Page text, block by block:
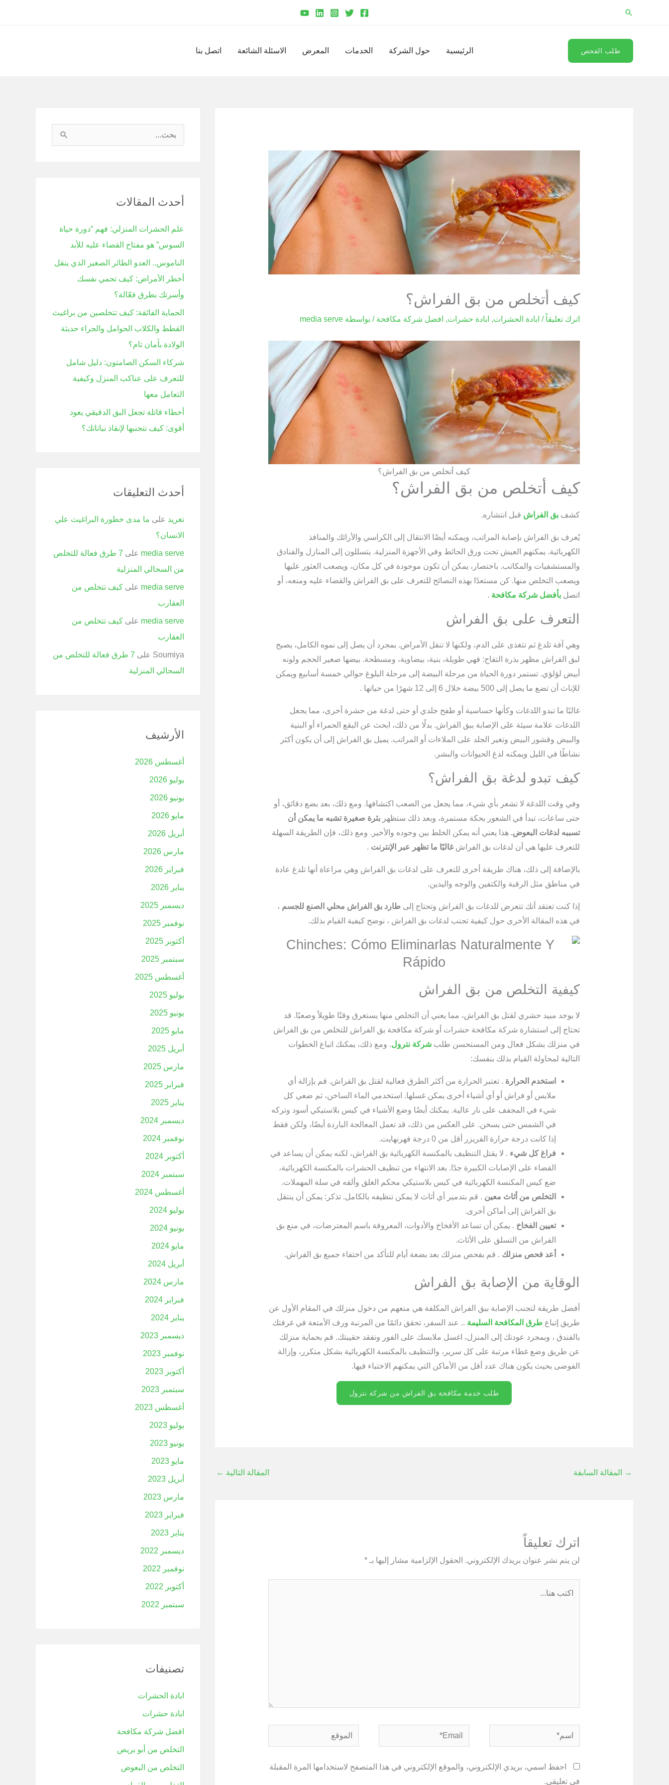
البحث
طلب الفحص الرئيسية حول الشركة الخدمات المعرض الاسئلة الشائعة اتصل بنا
كيف أتخلص من بق الفراش؟
اترك تعليقاً / ابادة الحشرات, ابادة حشرات, افضل شركة مكافحة / بواسطة media serve
كيف أتخلص من بق الفراش؟
كيف أتخلص من بق الفراش؟
كشف بق الفراش قبل انتشاره.
يُعرف بق الفراش بإصابة المراتب، ويمكنه أيضًا الانتقال إلى الكراسي والأرائك والمنافذ
الكهربائية. يمكنهم العيش تحت ورق الحائط وفي الأجهزة المنزلية. يتسللون إلى المنازل والفنادق
والمستشفيات والمكاتب. باختصار، يمكن أن تكون موجودة في كل مكان، ويصعب العثور عليها
ويصعب التخلص منها. كن مستعدًا بهذه النصائح للتعرف على بق الفراش والقضاء عليه ومنعه، أو
اتصل بأفضل شركة مكافحة .
التعرف على بق الفراش
وهي آفة تلدغ ثم تتغذى على الدم، ولكنها لا تنقل الأمراض. بمجرد أن يصل إلى نموه الكامل، يصبح
لبق الفراش مظهر بذرة التفاح: فهي طويلة، بنية، بيضاوية، ومسطحة. بيضها صغير الحجم ولونه
أبيض لؤلؤي. تستمر دورة الحياة من مرحلة البيضة إلى مرحلة البلوغ حوالي خمسة أسابيع ويمكن
للإناث أن تضع ما يصل إلى 500 بيضة خلال 6 إلى 12 شهرًا من حياتها .
غالبًا ما تبدو اللدغات وكأنها حساسية أو طفح جلدي أو حتى لدغة من حشرة أخرى، مما يجعل
اللدغات علامة سيئة على الإصابة ببق الفراش. بدلًا من ذلك، ابحث عن البقع الحمراء أو البنية
والبيض وقشور البيض وتغير الجلد على الملاءات أو المراتب. يميل بق الفراش إلى أن يكون أكثر
نشاطًا في الليل ويمكنه لدغ الحيوانات والبشر.
كيف تبدو لدغة بق الفراش؟
وفي وقت اللدغة لا تشعر بأي شيء، مما يجعل من الصعب اكتشافها. ومع ذلك، بعد بضع دقائق، أو
حتى ساعات، تبدأ في الشعور بحكة مستمرة، وبعد ذلك ستظهر بثرة صغيرة تشبه ما يمكن أن
تسببه لدغات البعوض. هذا يعني أنه يمكن الخلط بين وجوده والأخير. ومع ذلك، فإن الطريقة السهلة
للتعرف عليها هي أن لدغات بق الفراشغالبًا ما تظهر عبر الإنترنت .
بالإضافة إلى ذلك، هناك طريقة أخرى للتعرف على لدغات بق الفراش وهي مراعاة أنها تلدغ عادة
في مناطق مثل الرقبة والكتفين والوجه واليدين.
إذا كنت تعتقد أنك تتعرض للدغات بق الفراش وتحتاج إلى طارد بق الفراش محلي الصنع للجسم ،
في هذه المقالة الأخرى حول كيفية تجنب لدغات بق الفراش ، نوضح كيفية القيام بذلك.
كيفية التخلص من بق الفراش
لا يوجد مبيد حشري لقتل بق الفراش، مما يعني أن التخلص منها يستغرق وقتًا طويلاً وصعبًا. قد
تحتاج إلى استشارة شركة مكافحة حشرات أو شركة مكافحة بق الفراش للتخلص من بق الفراش
في منزلك بشكل فعال ومن المستحسن طلب شركة نترول. ومع ذلك، يمكنك اتباع الخطوات
التالية لمحاولة القيام بذلك بنفسك:
استخدم الحرارة . تعتبر الحرارة من أكثر الطرق فعالية لقتل بق الفراش. قم بإزالة أي
ملابس أو فراش أو أي أشياء أخرى يمكن غسلها. استخدمي الماء الساخن، ثم ضعي كل
شيء في المجفف على نار عالية. يمكنك أيضًا وضع الأشياء في كيس بلاستيكي أسود وتركه
في الشمس حتى يسخن. على العكس من ذلك، قد تعمل المعالجة الباردة أيضًا، ولكن فقط
إذا كانت درجة حرارة الفريزر أقل من 0 درجة فهرنهايت.
فراغ كل شيء . لا يقتل التنظيف بالمكنسة الكهربائية بق الفراش، لكنه يمكن أن يساعد في
القضاء على الإصابات الكبيرة جدًا. بعد الانتهاء من تنظيف الحشرات بالمكنسة الكهربائية،
ضع كيس المكنسة الكهربائية في كيس بلاستيكي محكم الغلق وألقه في سلة المهملات.
التخلص من أثاث معين . قم بتدمير أي أثاث لا يمكن تنظيفه بالكامل. تذكر: يمكن أن ينتقل
بق الفراش إلى أماكن أخرى.
تعيين الفخاخ . يمكن أن تساعد الأفخاخ والأدوات، المعروفة باسم المعترضات، في منع بق
الفراش من التسلق على الأثاث.
أعد فحص منزلك . قم بفحص منزلك بعد بضعة أيام للتأكد من اختفاء جميع بق الفراش.
الوقاية من الإصابة بق الفراش
أفضل طريقة لتجنب الإصابة ببق الفراش المكلفة هي منعهم من دخول منزلك في المقام الأول عن
طريق إتباع طرق المكافحة السليمة .. عند السفر، تحقق دائمًا من المرتبة ورف الأمتعة في غرفتك
بالفندق ، وبمجرد عودتك إلى المنزل، اغسل ملابسك على الفور وتفقد حقيبتك. قم بحماية منزلك
عن طريق وضع غطاء مرتبة على كل سرير، والتنظيف بالمكنسة الكهربائية بشكل متكرر، وإزالة
الفوضى بحيث يكون هناك عدد أقل من الأماكن التي يمكنهم الاختباء فيها.
طلب خدمة مكافحة بق الفراش من شركة نترول
→ المقالة السابقة المقالة التالية ←
اترك تعليقاً
لن يتم نشر عنوان بريدك الإلكتروني. الحقول الإلزامية مشار إليها بـ *
اسم* Email* الموقع
احفظ اسمي، بريدي الإلكتروني، والموقع الإلكتروني في هذا المتصفح لاستخدامها المرة المقبلة
في تعليقي.
ث
ن
:
أحدث المقالات
علم الحشرات المنزلي: فهم “دورة حياة
السوس” هو مفتاح القضاء عليه للأبد
الناموس.. العدو الطائر الصغير الذي ينقل
أخطر الأمراض: كيف تحمي نفسك
وأسرتك بطرق فعّالة؟
الحماية الفائقة: كيف تتخلصين من براغيث
القطط والكلاب الحوامل والجراء حديثة
الولادة بأمان تام؟
شركاء السكن الصامتون: دليل شامل
للتعرف على عناكب المنزل وكيفية
التعامل معها
أخطاء قاتلة تجعل البق الدقيقي يعود
أقوى: كيف تتجنبها لإنقاذ نباتاتك؟
أحدث التعليقات
تغريد على ما مدى خطورة البراغيث علي
الانسان؟
media serve على
7 طرق فعالة للتخلص
من السحالي المنزلية
media serve على كيف تتخلص من
العقارب
media serve على كيف تتخلص من
العقارب
Soumiya على
7 طرق فعالة للتخلص من
السحالي المنزلية
الأرشيف
أغسطس 2026
يوليو 2026
يونيو 2026
مايو 2026
أبريل 2026
مارس 2026
فبراير 2026
يناير 2026
ديسمبر 2025
نوفمبر 2025
أكتوبر 2025
سبتمبر 2025
أغسطس 2025
يوليو 2025
يونيو 2025
مايو 2025
أبريل 2025
مارس 2025
فبراير 2025
يناير 2025
ديسمبر 2024
نوفمبر 2024
أكتوبر 2024
سبتمبر 2024
أغسطس 2024
يوليو 2024
يونيو 2024
مايو 2024
أبريل 2024
مارس 2024
فبراير 2024
يناير 2024
ديسمبر 2023
نوفمبر 2023
أكتوبر 2023
سبتمبر 2023
أغسطس 2023
يوليو 2023
يونيو 2023
مايو 2023
أبريل 2023
مارس 2023
فبراير 2023
يناير 2023
ديسمبر 2022
نوفمبر 2022
أكتوبر 2022
سبتمبر 2022
تصنيفات
ابادة الحشرات
ابادة حشرات
افضل شركة مكافحة
التخلص من أبو بريص
التخلص من البعوض